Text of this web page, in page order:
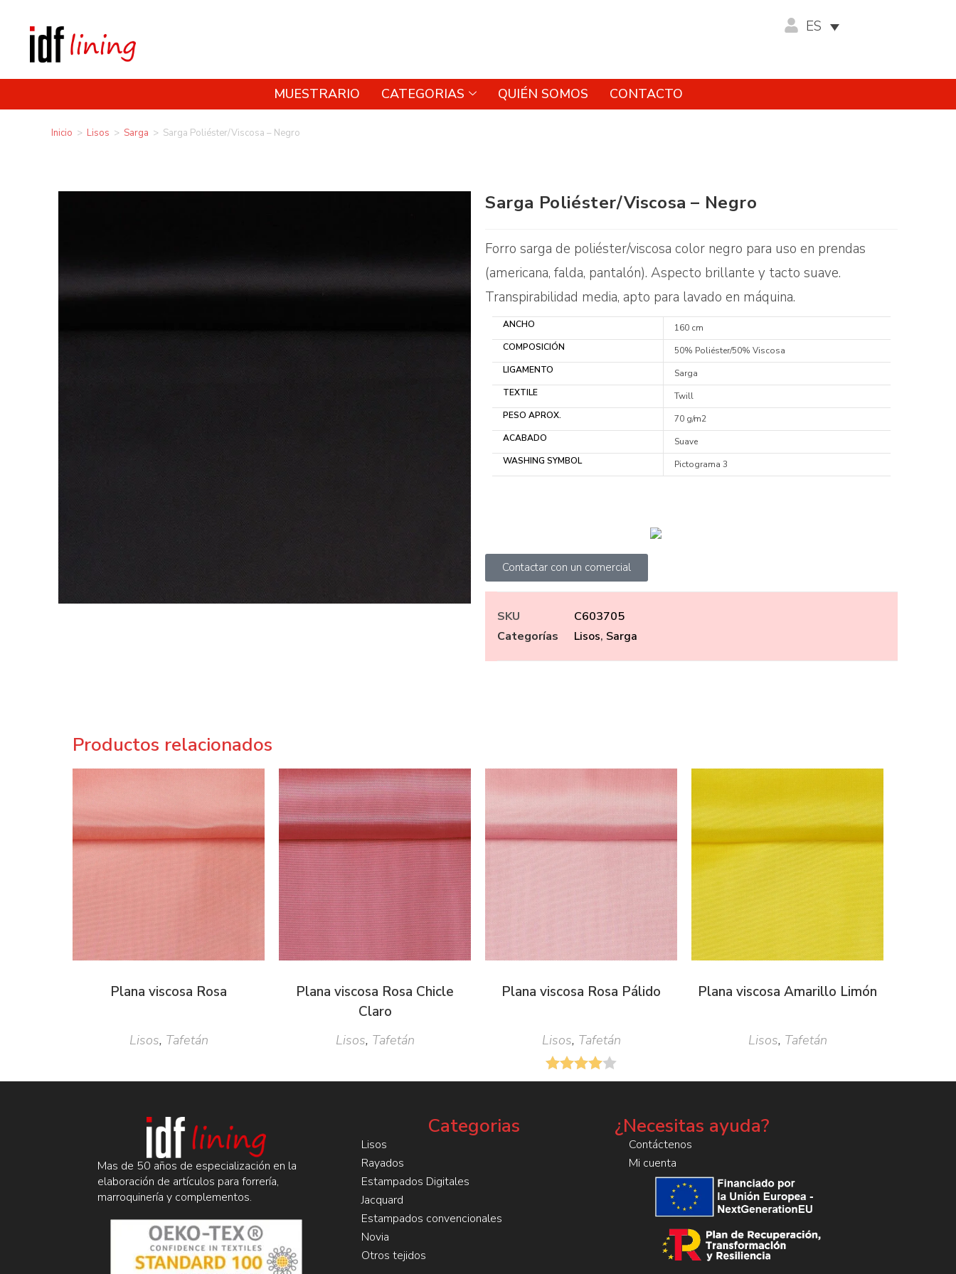
ES
MUESTRARIO CATEGORIAS QUIÉN SOMOS CONTACTO
Inicio > Lisos > Sarga > Sarga Poliéster/Viscosa – Negro
Sarga Poliéster/Viscosa – Negro
Forro sarga de poliéster/viscosa color negro para uso en prendas
(americana, falda, pantalón). Aspecto brillante y tacto suave.
Transpirabilidad media, apto para lavado en máquina.
ANCHO
160 cm
COMPOSICIÓN
50% Poliéster/50% Viscosa
LIGAMENTO
Sarga
TEXTILE
Twill
PESO APROX.
70 g/m2
ACABADO
Suave
WASHING SYMBOL
Pictograma 3
Contactar con un comercial
SKU
C603705
Categorías
Lisos, Sarga
Productos relacionados
Plana viscosa Rosa
Lisos, Tafetán
Plana viscosa Rosa Chicle
Claro
Lisos, Tafetán
Plana viscosa Rosa Pálido
Lisos, Tafetán
Plana viscosa Amarillo Limón
Lisos, Tafetán
Mas de 50 años de especialización en la
elaboración de artículos para forrería,
marroquinería y complementos.
Categorias
Lisos
Rayados
Estampados Digitales
Jacquard
Estampados convencionales
Novia
Otros tejidos
¿Necesitas ayuda?
Contáctenos
Mi cuenta